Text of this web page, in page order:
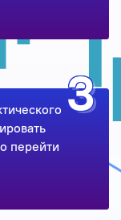
перейти